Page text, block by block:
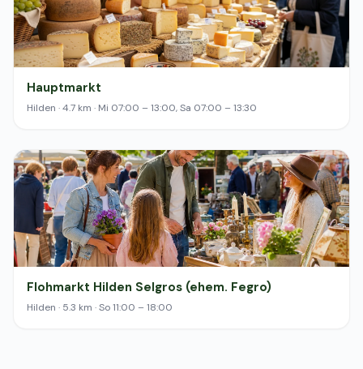
Hauptmarkt
Hilden · 4.7 km · Mi 07:00 – 13:00, Sa 07:00 – 13:30
Flohmarkt Hilden Selgros (ehem. Fegro)
Hilden · 5.3 km · So 11:00 – 18:00